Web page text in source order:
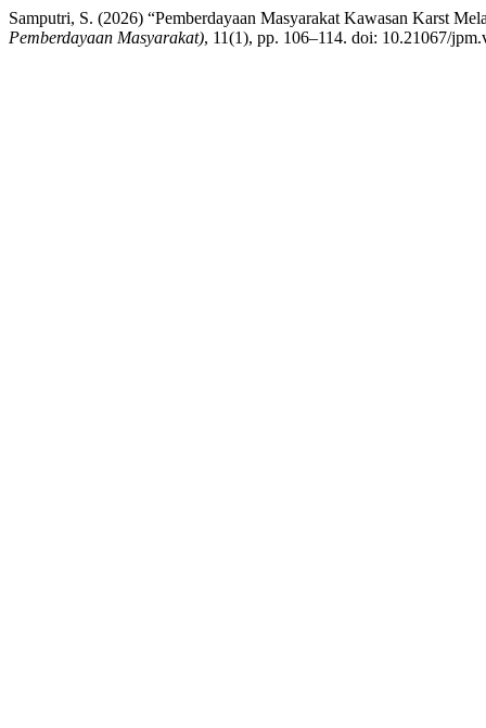
Samputri, S. (2026) “Pemberdayaan Masyarakat Kawasan Karst
Pemberdayaan Masyarakat), 11(1), pp. 106–114. doi: 10.21067/